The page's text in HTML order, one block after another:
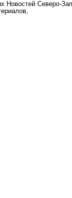
Новостей Северо-